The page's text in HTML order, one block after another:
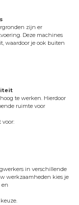
zijn er
Deze machines
waardoor je ook buiten
te werken. Hierdoor
ruimte voor
voor:
in verschillende
werkzaamheden kies je
en